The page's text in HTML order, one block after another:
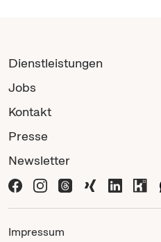
Dienstleistungen
Jobs
Kontakt
Presse
Newsletter
Impressum